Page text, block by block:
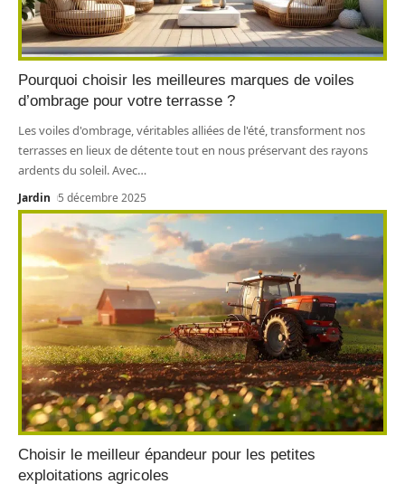
Pourquoi choisir les meilleures marques de voiles
d’ombrage pour votre terrasse ?
Les voiles d'ombrage, véritables alliées de l'été, transforment nos
terrasses en lieux de détente tout en nous préservant des rayons
ardents du soleil. Avec…
Jardin 5 décembre 2025
Choisir le meilleur épandeur pour les petites
exploitations agricoles